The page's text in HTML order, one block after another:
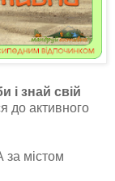
і знай свій
до активного
містом